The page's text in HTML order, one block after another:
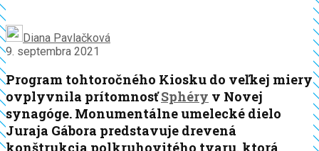
Diana Pavlačková
9. septembra 2021
Program tohtoročného Kiosku do veľkej miery
ovplyvnila prítomnosťSphéry v Novej
synagóge. Monumentálne umelecké dielo
Juraja Gábora predstavuje drevená